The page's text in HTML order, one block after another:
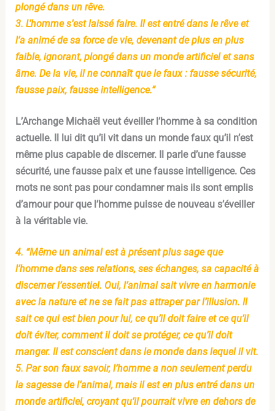
plongé dans un rêve.
3. L’homme s’est laissé faire. Il est entré dans le rêve et
l’a animé de sa force de vie, devenant de plus en plus
faible, ignorant, plongé dans un monde artificiel et sans
âme. De la vie, il ne connaît que le faux : fausse sécurité,
fausse paix, fausse intelligence.”
L’Archange Michaël veut éveiller l’homme à sa condition
actuelle. Il lui dit qu’il vit dans un monde faux qu’il n’est
même plus capable de discerner. Il parle d’une fausse
sécurité, une fausse paix et une fausse intelligence. Ces
mots ne sont pas pour condamner mais ils sont emplis
d’amour pour que l’homme puisse de nouveau s’éveiller
à la véritable vie.
4. “Même un animal est à présent plus sage que
l’homme dans ses relations, ses échanges, sa capacité à
discerner l’essentiel. Oui, l’animal sait vivre en harmonie
avec la nature et ne se fait pas attraper par l’illusion. Il
sait ce qui est bien pour lui, ce qu’il doit faire et ce qu’il
doit éviter, comment il doit se protéger, ce qu’il doit
manger. Il est conscient dans le monde dans lequel il vit.
5. Par son faux savoir, l’homme a non seulement perdu
la sagesse de l’animal, mais il est en plus entré dans un
monde artificiel, croyant qu’il pourrait vivre en dehors de